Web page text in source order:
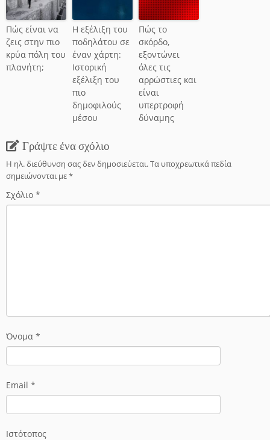
Πώς είναι να
ζεις στην πιο
κρύα πόλη του
πλανήτη;
Η εξέλιξη του
ποδηλάτου σε
έναν χάρτη:
Ιστορική
εξέλιξη του
πιο
δημοφιλούς
μέσου
Πώς το
σκόρδο,
εξοντώνει
όλες τις
αρρώστιες και
είναι
υπερτροφή
δύναμης
Γράψτε ένα σχόλιο
Η ηλ. διεύθυνση σας δεν δημοσιεύεται.Τα υποχρεωτικά πεδία
σημειώνονται με*
Σχόλιο *
Όνομα *
Email *
Ιστότοπος